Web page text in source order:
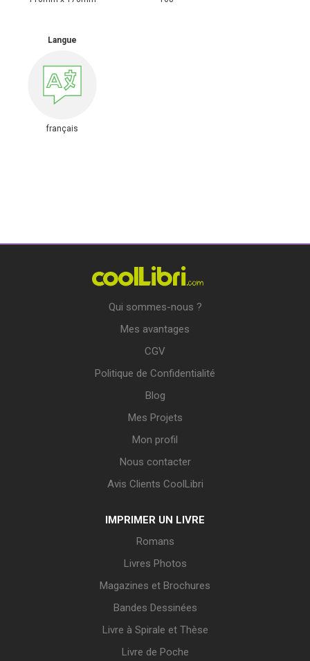
Langue
français
Qui sommes-nous ?
Mes avantages
CGV
Politique de Confidentialité
Blog
Mes Projets
Mon profil
Nous contacter
Avis Clients CoolLibri
IMPRIMER UN LIVRE
Romans
Livres Photos
Magazines et Brochures
Bandes Dessinées
Livre à Spirale et Thèse
Livre de Poche